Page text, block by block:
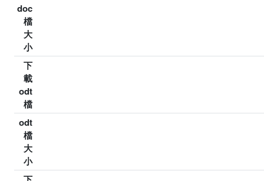
doc
檔
大
小
下
載
odt
檔
odt
檔
大
小